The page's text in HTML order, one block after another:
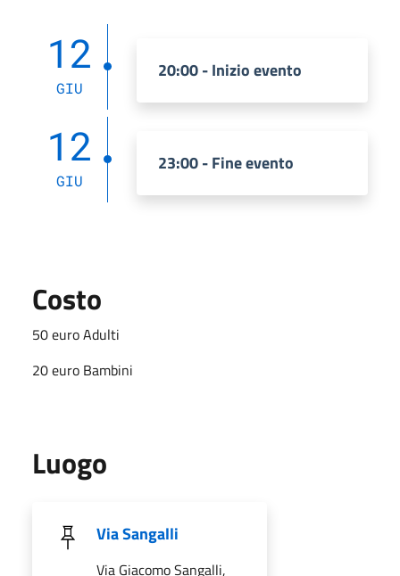
12
GIU
20:00 - Inizio evento
12
GIU
23:00 - Fine evento
Costo
50 euro Adulti
20 euro Bambini
Luogo
Via Sangalli
Via Giacomo Sangalli,